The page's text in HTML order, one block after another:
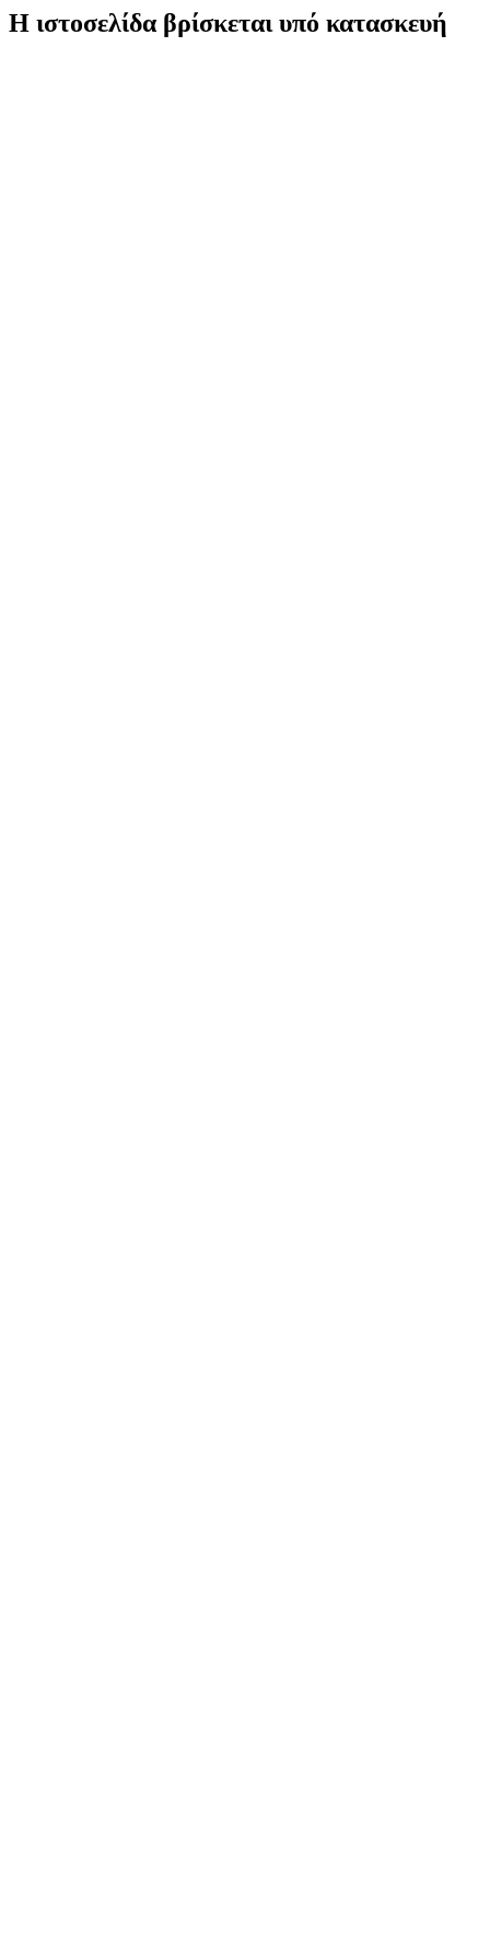
Η ιστοσελίδα βρίσκεται υπό κατασκευή